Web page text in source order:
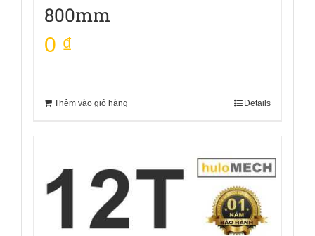
800mm
0 ₫
Thêm vào giỏ hàng Details